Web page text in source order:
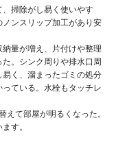
、掃除がし易く使いやす
ノンスリップ加工があり安
納量が増え、片付けや整理
。シンク周りや排水口周
易く、溜まったゴミの処分
っている。水栓もタッチレ
えて部屋が明るくなった。
す。